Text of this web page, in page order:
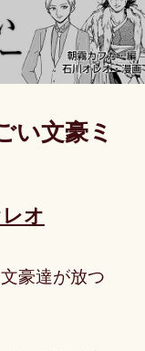
い文豪ミ
オ
豪達が放つ